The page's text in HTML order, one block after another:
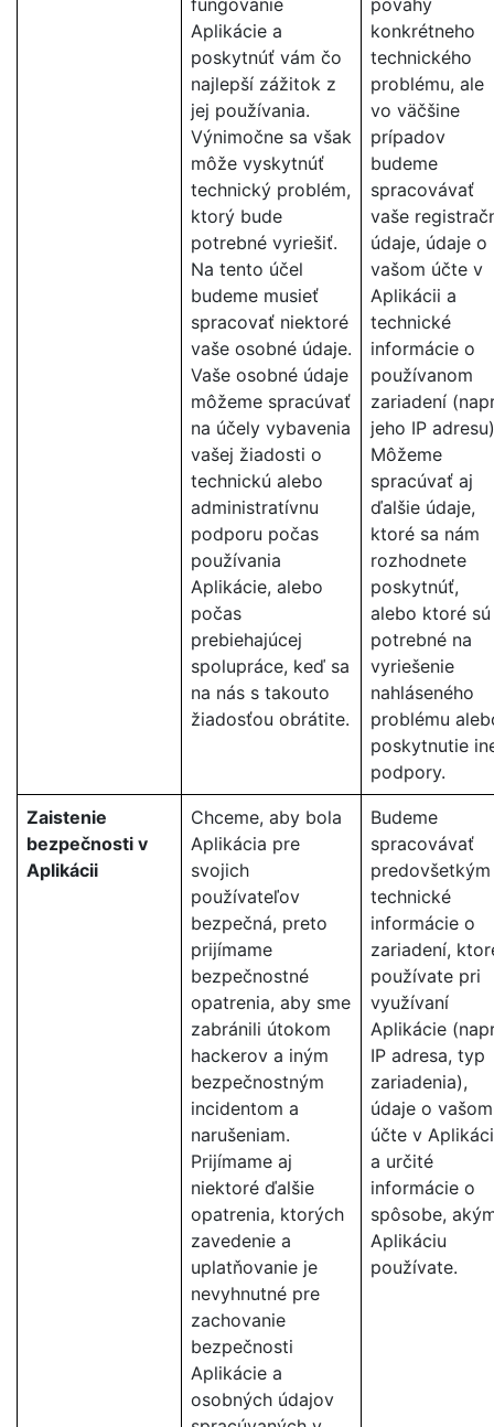
fungovanie
Aplikácie a
poskytnúť vám čo
najlepší zážitok z
jej používania.
Výnimočne sa však
môže vyskytnúť
technický problém,
ktorý bude
potrebné vyriešiť.
Na tento účel
budeme musieť
spracovať niektoré
vaše osobné údaje.
Vaše osobné údaje
môžeme spracúvať
na účely vybavenia
vašej žiadosti o
technickú alebo
administratívnu
podporu počas
používania
Aplikácie, alebo
počas
prebiehajúcej
spolupráce, keď sa
na nás s takouto
žiadosťou obrátite.
povahy
konkrétneho
technického
problému, ale
vo väčšine
prípadov
budeme
spracovávať
vaše
údaje, údaje o
vašom účte v
Aplikácii a
technické
informácie o
používanom
zariadení
jeho IP
Môžeme
spracúvať aj
ďalšie údaje,
ktoré sa nám
rozhodnete
poskytnúť,
alebo ktoré sú
potrebné na
vyriešenie
nahláseného
problému
poskytnutie
podpory.
Zaistenie
bezpečnosti v
Aplikácii
Chceme, aby bola
Aplikácia pre
svojich
používateľov
bezpečná, preto
prijímame
bezpečnostné
opatrenia, aby sme
zabránili útokom
hackerov a iným
bezpečnostným
incidentom a
narušeniam.
Prijímame aj
niektoré ďalšie
opatrenia, ktorých
zavedenie a
uplatňovanie je
nevyhnutné pre
zachovanie
bezpečnosti
Aplikácie a
osobných údajov
Budeme
spracovávať
predovšetkým
technické
informácie o
zariadení,
používate pri
využívaní
Aplikácie
IP adresa, typ
zariadenia),
údaje o vašom
účte v
a určité
informácie o
spôsobe,
Aplikáciu
používate.